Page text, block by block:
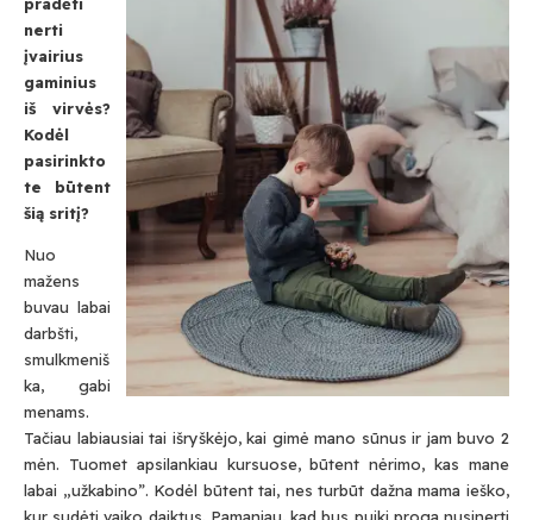
nerti
įvairius
gaminius
iš virvės?
Kodėl
pasirinkto
te būtent
šią sritį?
Nuo
mažens
buvau labai
darbšti,
smulkmeniš
ka, gabi
menams.
Tačiau labiausiai tai išryškėjo, kai gimė mano sūnus ir jam buvo 2
mėn. Tuomet apsilankiau kursuose, būtent nėrimo, kas mane
labai „užkabino”. Kodėl būtent tai, nes turbūt dažna mama ieško,